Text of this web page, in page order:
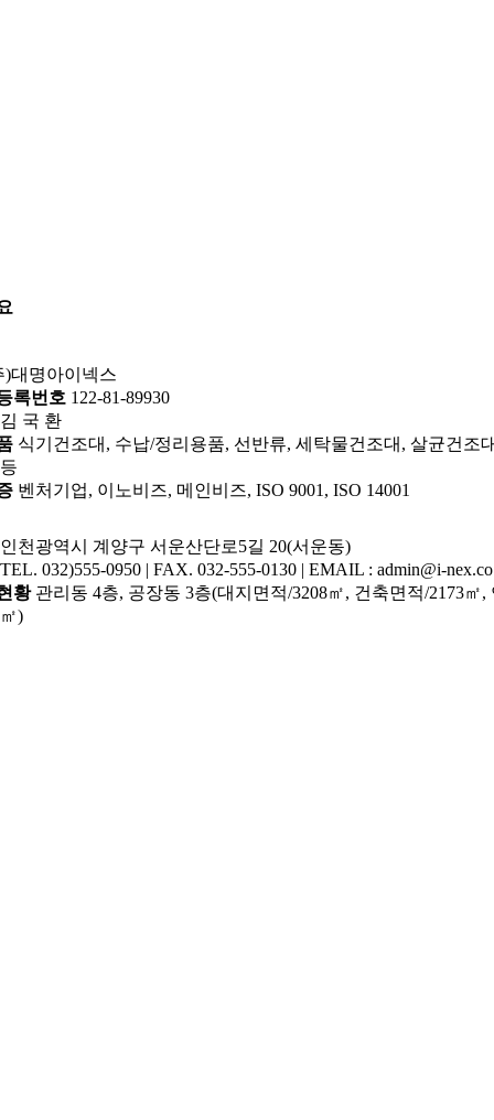
대명아이넥스
록번호 122-81-89930
국 환
식기건조대, 수납/정리용품, 선반류, 세탁물건조대, 살균건조
벤처기업, 이노비즈, 메인비즈, ISO 9001, ISO 14001
천광역시 계양구 서운산단로5길 20(서운동)
032)555-0950 | FAX. 032-555-0130 | EMAIL : admin@i-
황관리동 4층, 공장동 3층(대지면적/3208㎡, 건축면적/2173㎡,
)